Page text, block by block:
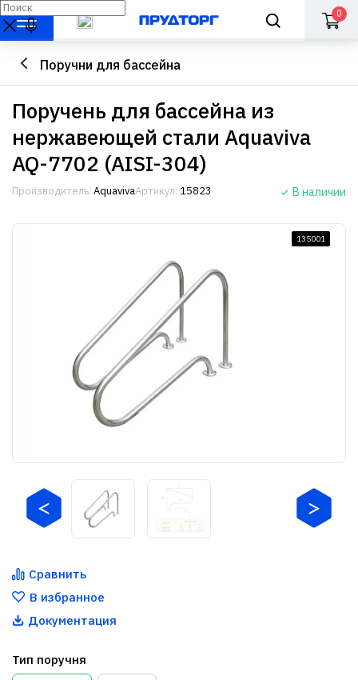
0
Поручни для бассейна
Поручень для бассейна из
нержавеющей стали Aquaviva
AQ-7702 (AISI-304)
Производитель: AquavivaАртикул: 15823 В наличии
135001
Сравнить
В избранное
Документация
Тип поручня